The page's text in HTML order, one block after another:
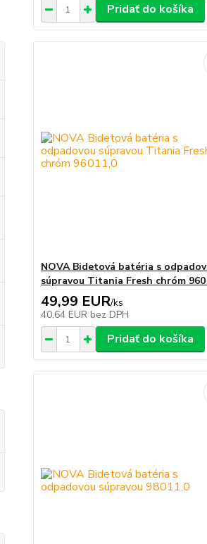
Pridať do košíka
NOVA Bidetová batéria s
súpravou Titania Fresh chróm
49,99 EUR/ks
40,64 EUR bez DPH
Pridať do košíka